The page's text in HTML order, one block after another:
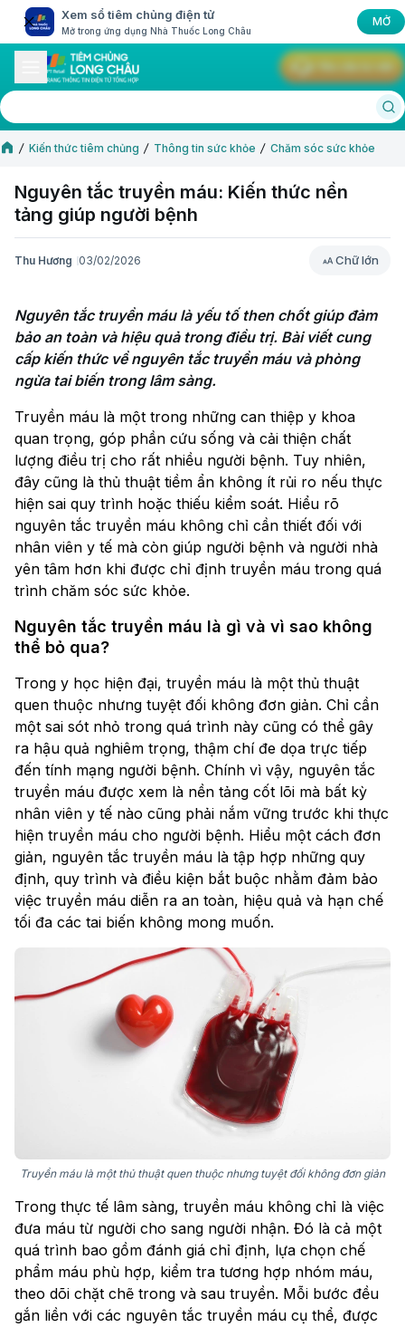
Xem sổ tiêm chủng điện tử
Mở trong ứng dụng Nhà Thuốc Long Châu
MỞ
Kiến thức tiêm chủng Thông tin sức khỏe Chăm sóc sức khỏe
Nguyên tắc truyền máu: Kiến thức nền
tảng giúp người bệnh
Thu Hương 03/02/2026 Chữ lớn
Chữ lớn
Nguyên tắc truyền máu là yếu tố then chốt giúp đảm
bảo an toàn và hiệu quả trong điều trị. Bài viết cung
cấp kiến thức về nguyên tắc truyền máu và phòng
ngừa tai biến trong lâm sàng.
Truyền máu là một trong những can thiệp y khoa
quan trọng, góp phần cứu sống và cải thiện chất
lượng điều trị cho rất nhiều người bệnh. Tuy nhiên,
đây cũng là thủ thuật tiềm ẩn không ít rủi ro nếu thực
hiện sai quy trình hoặc thiếu kiểm soát. Hiểu rõ
nguyên tắc truyền máu không chỉ cần thiết đối với
nhân viên y tế mà còn giúp người bệnh và người nhà
yên tâm hơn khi được chỉ định truyền máu trong quá
trình chăm sóc sức khỏe.
Nguyên tắc truyền máu là gì và vì sao không
thể bỏ qua?
Trong y học hiện đại, truyền máu là một thủ thuật
quen thuộc nhưng tuyệt đối không đơn giản. Chỉ cần
một sai sót nhỏ trong quá trình này cũng có thể gây
ra hậu quả nghiêm trọng, thậm chí đe dọa trực tiếp
đến tính mạng người bệnh. Chính vì vậy, nguyên tắc
truyền máu được xem là nền tảng cốt lõi mà bất kỳ
nhân viên y tế nào cũng phải nắm vững trước khi thực
hiện truyền máu cho người bệnh. Hiểu một cách đơn
giản, nguyên tắc truyền máu là tập hợp những quy
định, quy trình và điều kiện bắt buộc nhằm đảm bảo
việc truyền máu diễn ra an toàn, hiệu quả và hạn chế
tối đa các tai biến không mong muốn.
Truyền máu là một thủ thuật quen thuộc nhưng tuyệt đối không đơn giản
Trong thực tế lâm sàng, truyền máu không chỉ là việc
đưa máu từ người cho sang người nhận. Đó là cả một
quá trình bao gồm đánh giá chỉ định, lựa chọn chế
phẩm máu phù hợp, kiểm tra tương hợp nhóm máu,
theo dõi chặt chẽ trong và sau truyền. Mỗi bước đều
gắn liền với các nguyên tắc truyền máu cụ thể, được